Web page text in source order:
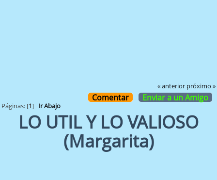
« anterior próximo »
Comentar Enviar a un Amigo
Páginas: [1] Ir Abajo
LO UTIL Y LO VALIOSO
(Margarita)